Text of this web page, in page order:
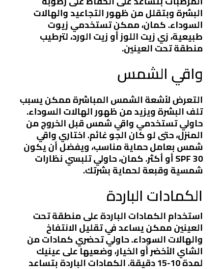
البشرة وبتقلل من ظهور التجاعيد والهالات
السوداء. كمان، ممكن تستخدمي زيوت
طبيعية، زي زيت اللوز أو زيت الورد، لترطيب
منطقة تحت العينين.
واقي الشمس
التعرض لأشعة الشمس المباشرة ممكن يسبب
تلف البشرة ويزيد من ظهور الهالات السوداء.
حاولي تستخدمي واقي شمس قبل الخروج من
المنزل، حتى لو كان الجو غائم. اختاري واقي
شمس بعامل حماية مناسب، ويفضل أن يكون
SPF 30 أو أكثر. كمان، حاولي تلبسي نظارات
شمسية وقبعة لحماية بشرتك.
الكمادات الباردة
استخدام الكمادات الباردة على منطقة تحت
العينين ممكن يساعد في تقليل الانتفاخ
والهالات السوداء. حاولي تحضري كمادات من
الشاي الأخضر أو الخيار، وضعيها على عينيك
لمدة 10-15 دقيقة. الكمادات الباردة بتساعد